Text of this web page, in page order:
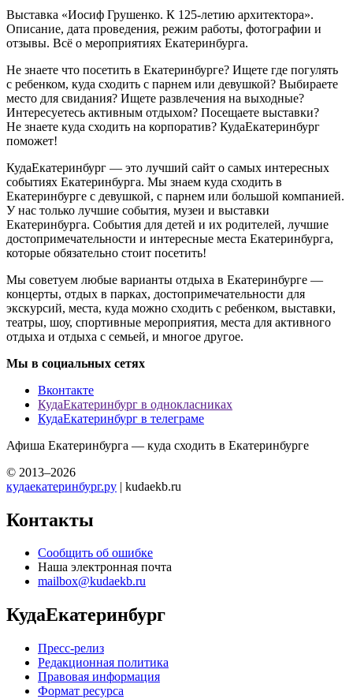
Выставка «Иосиф Грушенко. К 125-летию архитектора».
Описание, дата проведения, режим работы, фотографии и
отзывы. Всё о мероприятиях Екатеринбурга.
Не знаете что посетить в Екатеринбурге? Ищете где погулять
с ребенком, куда сходить с парнем или девушкой? Выбираете
место для свидания? Ищете развлечения на выходные?
Интересуетесь активным отдыхом? Посещаете выставки?
Не знаете куда сходить на корпоратив? КудаЕкатеринбург
поможет!
КудаЕкатеринбург — это лучший сайт о самых интересных
событиях Екатеринбурга. Мы знаем куда сходить в
Екатеринбурге с девушкой, с парнем или большой компанией.
У нас только лучшие события, музеи и выставки
Екатеринбурга. События для детей и их родителей, лучшие
достопримечательности и интересные места Екатеринбурга,
которые обязательно стоит посетить!
Мы советуем любые варианты отдыха в Екатеринбурге —
концерты, отдых в парках, достопримечательности для
экскурсий, места, куда можно сходить с ребенком, выставки,
театры, шоу, спортивные мероприятия, места для активного
отдыха и отдыха с семьей, и многое другое.
Мы в социальных сетях
Вконтакте
КудаЕкатеринбург в однокласниках
КудаЕкатеринбург в телеграме
Афиша Екатеринбурга — куда сходить в Екатеринбурге
© 2013–2026
кудаекатеринбург.ру | kudaekb.ru
Контакты
Сообщить об ошибке
Наша электронная почта
mailbox@kudaekb.ru
КудаЕкатеринбург
Пресс-релиз
Редакционная политика
Правовая информация
Формат ресурса